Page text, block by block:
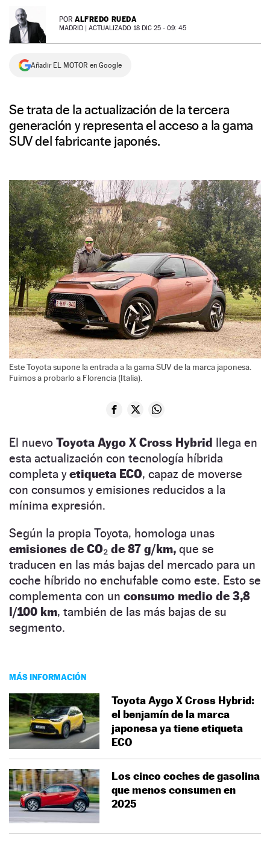
NEWSLETTER POR ALFREDO RUEDA
MADRID | ACTUALIZADO 18 DIC 25 - 09: 45
Añadir EL MOTOR en Google
Se trata de la actualización de la tercera
generación y representa el acceso a la gama
SUV del fabricante japonés.
Este Toyota supone la entrada a la gama SUV de la marca japonesa.
Fuimos a probarlo a Florencia (Italia).
El nuevo Toyota Aygo X Cross Hybrid llega en
esta actualización con tecnología híbrida
completa yetiqueta ECO, capaz de moverse
con consumos y emisiones reducidos a la
mínima expresión.
Según la propia Toyota, homologa unas
emisiones de CO₂ de 87 g/km, que se
traducen en las más bajas del mercado para un
coche híbrido no enchufable como este. Esto se
complementa con un consumo medio de 3,8
l/100 km, también de las más bajas de su
segmento.
MÁS INFORMACIÓN
Toyota Aygo X Cross Hybrid:
el benjamín de la marca
japonesa ya tiene etiqueta
ECO
Los cinco coches de gasolina
que menos consumen en
2025